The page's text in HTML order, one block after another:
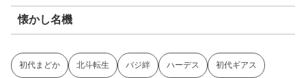
懐かし名機
初代まどか 北斗転生 バジ絆 ハーデス 初代ギアス